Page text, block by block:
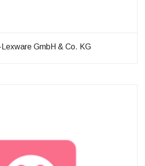
Lexware GmbH & Co. KG